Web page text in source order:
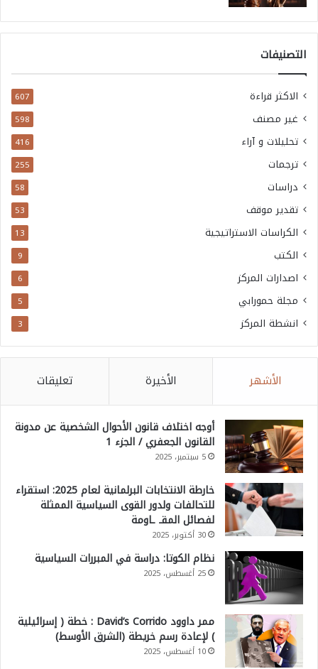
التصنيفات
الاكثر قراءة 607
غير مصنف 598
تحليلات و آراء 416
ترجمات 255
دراسات 58
تقدير موقف 53
الكراسات الاستراتيجية 13
الكتب 9
اصدارات المركز 6
مجلة حمورابي 5
انشطة المركز 3
الأشهر الأخيرة تعليقات
أوجه اختلاف قانون الأحوال الشخصية عن مدونة
القانون الجعفري / الجزء 1
5 سبتمبر، 2025
خارطة الانتخابات البرلمانية لعام 2025: استقراء
للتحالفات ولدور القوى السياسية الممثلة
لفصائل المقـ ـاومة
30 أكتوبر، 2025
نظام الكوتا: دراسة في المبررات السياسية
25 أغسطس، 2025
ممر داوود David’s Corrido : خطة ( إسرائيلية
) لإعادة رسم خريطة (الشرق الأوسط)
10 أغسطس، 2025